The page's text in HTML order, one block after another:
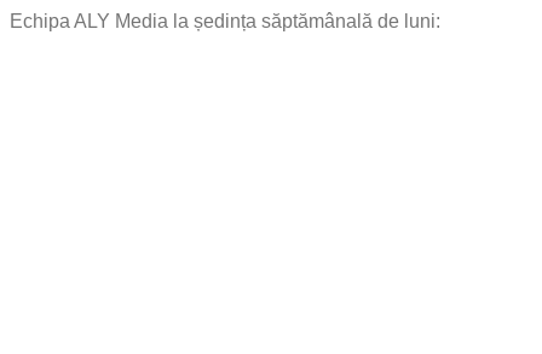
Echipa ALY Media la ședința săptămânală de luni: